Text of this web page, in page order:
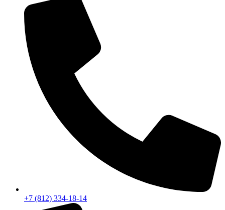
+7 (812) 334-18-14